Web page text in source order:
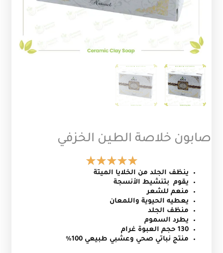
صابون خلاصة الطين الخزفي
ينظف الجلد من الخلايا الميتة
يقوم بتنشيط الأنسجة
منعم للشعر
يعطيه الحيوية واللمعان
منظف الجلد
يطرد السموم
130 حجم العبوة غرام
منتج نباتي صحي وعشبي طبيعي 100%